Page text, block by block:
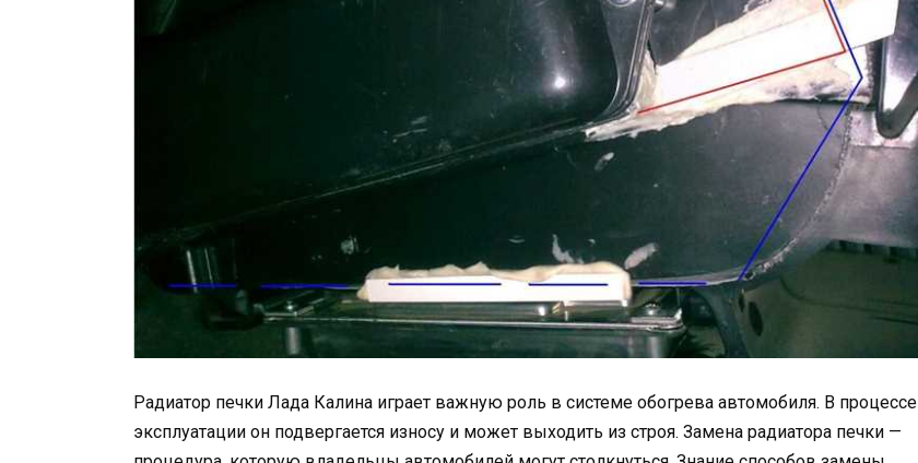
Радиатор печки Лада Калина играет важную роль в системе обогрева автомобиля. В процессе
эксплуатации он подвергается износу и может выходить из строя. Замена радиатора печки —